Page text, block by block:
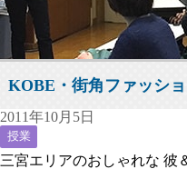
KOBE・街角ファッシ
2011年10月5日
授業
三宮エリアのおしゃれな 彼